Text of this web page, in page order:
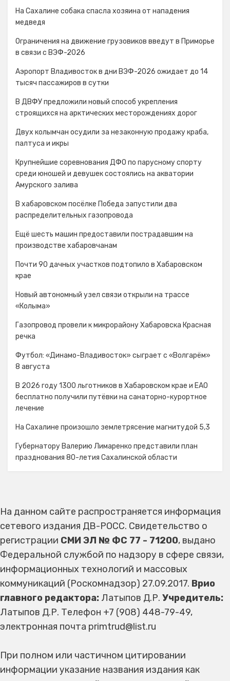
На Сахалине собака спасла хозяина от нападения
медведя
Ограничения на движение грузовиков введут в Приморье
в связи с ВЭФ-2026
Аэропорт Владивосток в дни ВЭФ-2026 ожидает до 14
тысяч пассажиров в сутки
В ДВФУ предложили новый способ укрепления
строящихся на арктических месторождениях дорог
Двух колымчан осудили за незаконную продажу краба,
палтуса и икры
Крупнейшие соревнования ДФО по парусному спорту
среди юношей и девушек состоялись на акватории
Амурского залива
В хабаровском посёлке Победа запустили два
распределительных газопровода
Ещё шесть машин предоставили пострадавшим на
производстве хабаровчанам
Почти 90 дачных участков подтопило в Хабаровском
крае
Новый автономный узел связи открыли на трассе
«Колыма»
Газопровод провели к микрорайону Хабаровска Красная
речка
Футбол: «Динамо-Владивосток» сыграет с «Волгарём»
8 августа
В 2026 году 1300 льготников в Хабаровском крае и ЕАО
бесплатно получили путёвки на санаторно-курортное
лечение
На Сахалине произошло землетрясение магнитудой 5,3
Губернатору Валерию Лимаренко представили план
празднования 80-летия Сахалинской области
На данном сайте распространяется информация
сетевого издания ДВ-РОСС. Свидетельство о
регистрации СМИ ЭЛ № ФС 77 - 71200, выдано
Федеральной службой по надзору в сфере связи,
информационных технологий и массовых
коммуникаций (Роскомнадзор) 27.09.2017. Врио
главного редактора: Латыпов Д.Р. Учредитель:
Латыпов Д.Р. Телефон +7 (908) 448-79-49,
электронная почта primtrud@list.ru
При полном или частичном цитировании
информации указание названия издания как